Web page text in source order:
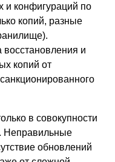
и конфигураций по
копий, разные
и
копий от
в совокупности
Неправильные
обновлений